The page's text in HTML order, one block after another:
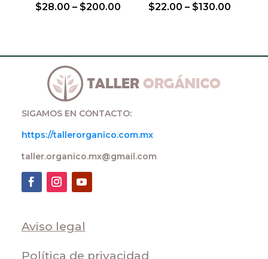
$28.00 – $200.00
$22.00 – $130.00
SIGAMOS EN CONTACTO:
https://tallerorganico.com.mx
taller.organico.mx@gmail.com
Aviso legal
Política de privacidad